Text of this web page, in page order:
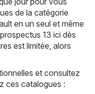
de la catégorie
en un seul et même
13 ici dès
est limitée, alors
et consultez
ces catalogues :